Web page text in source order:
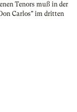
Tenors muß in der
Carlos" im dritten